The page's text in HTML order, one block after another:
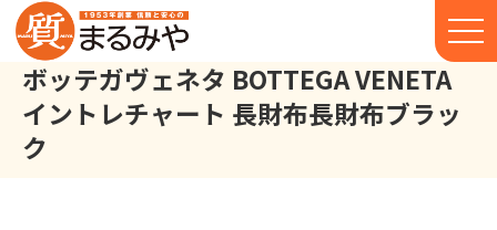
ボッテガヴェネタ BOTTEGA VENETA
イントレチャート 長財布長財布ブラッ
ク